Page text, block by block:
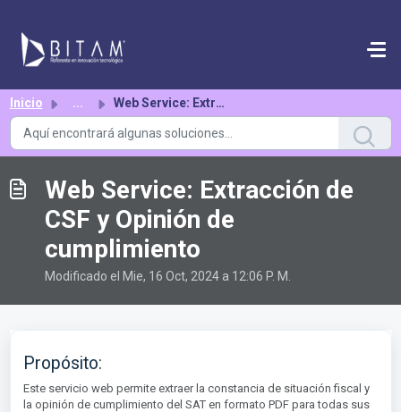
Inicio ... Web Service: Extracción de CSF y Opinión de cumplimiento
Web Service: Extracción de
CSF y Opinión de
cumplimiento
Modificado el Mie, 16 Oct, 2024 a 12:06 P. M.
Propósito:
Este servicio web permite extraer la constancia de situación fiscal y
la opinión de cumplimiento del SAT en formato PDF para todas sus